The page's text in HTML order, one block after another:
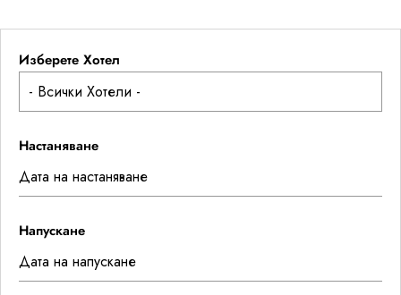
Настаняване
Напускане
Изберете Хотел